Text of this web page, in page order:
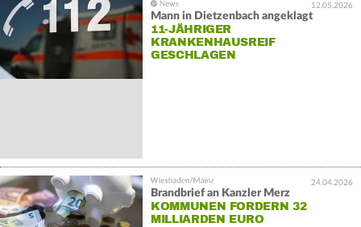
12.05.2026
Mann in Dietzenbach angeklagt
11-JÄHRIGER
KRANKENHAUSREIF
GESCHLAGEN
24.04.2026
Brandbrief an Kanzler Merz
KOMMUNEN FORDERN 32
MILLIARDEN EURO